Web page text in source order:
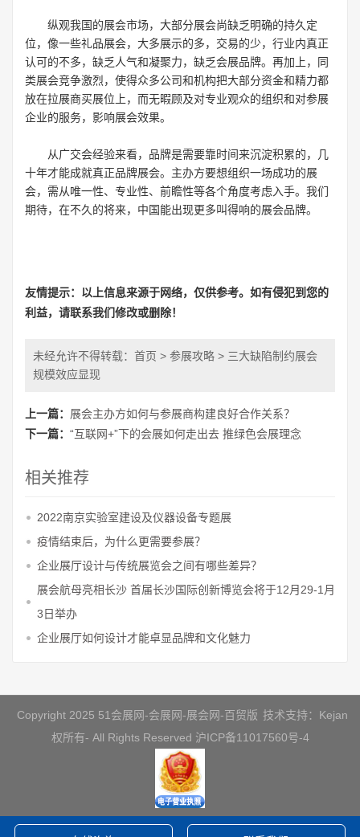
纵观我国的展会市场，大部分展会尚缺乏明确的持久定
位，像一些礼品展会，大多展示的多，交易的少，行业内真正
认可的不多，缺乏人气和凝聚力，缺乏会展品牌。再加上，同
类展会竞争激烈，使得众多公司和机构把大部分资金和精力都
放在拉展商买展位上，而无暇顾及对专业观众的组织和对参展
企业的服务，影响展会效果。
从广交会经验来看，品牌是需要靠时间来沉淀积累的，几
十年才能成就真正品牌展会。主办方要想组织一场成功的展
会，需从唯一性、专业性、前瞻性等各个角度考虑入手。我们
期待，在不久的将来，中国能出现更多叫得响的展会品牌。
友情提示：以上信息来源于网络，仅供参考。如有侵犯到您的
利益，请联系我们修改或删除！
未经允许不得转载： 首页 > 参展攻略 > 三大缺陷制约展会
规模效应显现
上一篇： 展会主办方如何与参展商构建良好合作关系？
下一篇： “互联网+”下的会展如何走出去 推绿色会展理念
相关推荐
2022南京实验室建设及仪器设备专题展
疫情结束后，为什么更需要参展？
企业展厅设计与传统展览会之间有哪些差异？
展会航母亮相长沙 首届长沙国际创新博览会将于12月29-1月
3日举办
企业展厅如何设计才能卓显品牌和文化魅力
技术支持：Kejan
Copyright 2025 51会展网-会展网-展会网-百贸版
权所有- All Rights Reserved 沪ICP备11017560号-4